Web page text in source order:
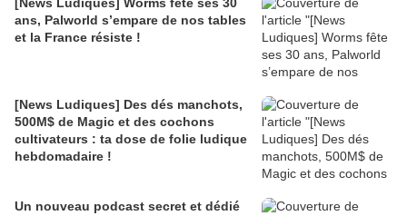
ans, Palworld s’empare de nos tables
et la France résiste !
[News Ludiques] Des dés manchots,
500M$ de Magic et des cochons
cultivateurs : ta dose de folie ludique
hebdomadaire !
Un nouveau podcast secret et dédié